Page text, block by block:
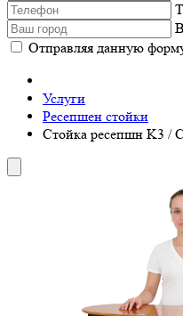
Отправляя данную
Услуги
Ресепшен стойки
Стойка ресепшн K3 /